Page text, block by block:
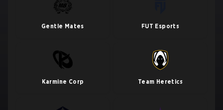
Gentle Mates FUT Esports
Karmine Corp Team Heretics